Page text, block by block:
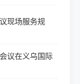
现场服务规
议在义乌国际